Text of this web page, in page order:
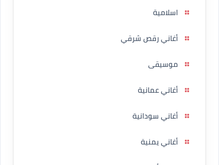
اسلامية
أغاني رقص شرقي
موسيقى
أغاني عمانية
أغاني سودانية
أغاني يمنية